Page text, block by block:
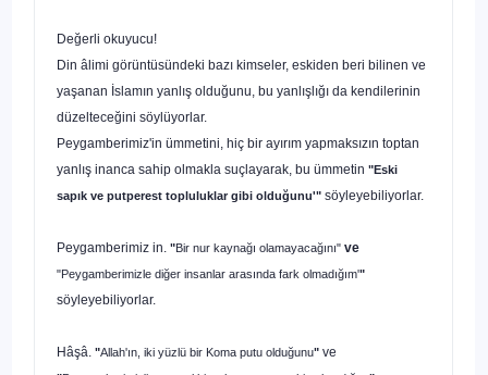
Değerli okuyucu!
Din âlimi görüntüsündeki bazı kimseler, eskiden beri bilinen ve
yaşanan İslamın yanlış olduğunu, bu yanlışlığı da kendilerinin
düzelteceğini söylüyorlar.
Peygamberimiz'in ümmetini, hiç bir ayırım yapmaksızın toptan
yanlış inanca sahip olmakla suçlayarak, bu ümmetin "Eski
sapık ve putperest topluluklar gibi olduğunu'" söyleyebiliyorlar.
Peygamberimiz in. "Bir nur kaynağı olamayacağını" ve
"Peygamberimizle diğer insanlar arasında fark olmadığım'"
söyleyebiliyorlar.
Hâşâ. "Allah'ın, iki yüzlü bir Koma putu olduğunu" ve